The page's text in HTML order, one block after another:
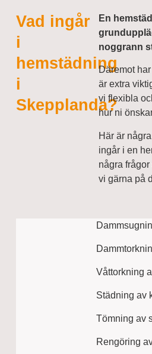
Vad ingår
i
hemstädning
i
Skepplanda?
En
noggrann
Däremot
är extra
vi flexibla
hur ni
Här är
ingår i en
några
vi gärna på
Våttorkning
Städning av
Tömning av
Rengöring